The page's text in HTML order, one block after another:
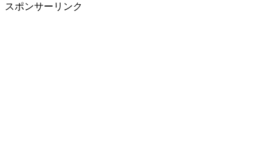
スポンサーリンク